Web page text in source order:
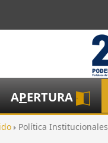
APERTURA
Política Institucionales